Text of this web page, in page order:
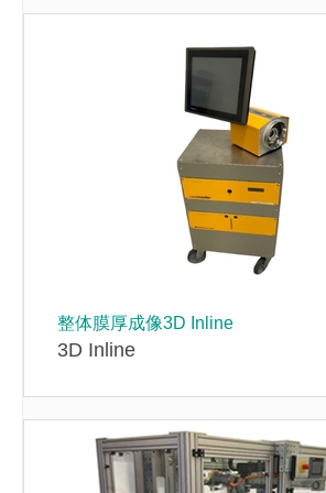
整体膜厚成像3D Inline
3D Inline